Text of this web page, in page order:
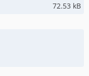
72.53 kB